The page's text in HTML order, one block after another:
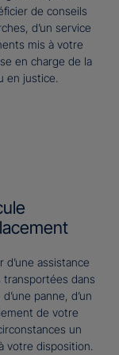
de conseils
d’un service
mis à votre
en charge de la
en justice.
assistance
dans
panne, d’un
de votre
un
votre disposition.